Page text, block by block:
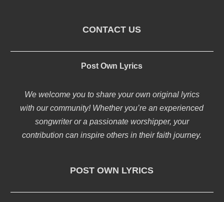
CONTACT US
Post Own Lyrics
We welcome you to share your own original lyrics
with our community! Whether you’re an experienced
songwriter or a passionate worshipper, your
contribution can inspire others in their faith journey.
POST OWN LYRICS